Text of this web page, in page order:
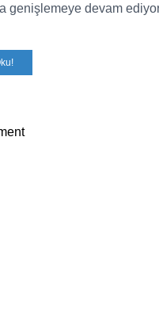
genişlemeye devam